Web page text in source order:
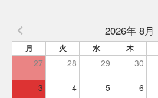
2026年 8月
月 火 水 木
27 28 29 30
3 4 5 6